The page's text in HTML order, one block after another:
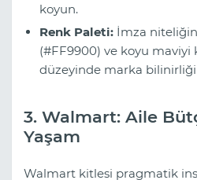
koyun.
Renk Paleti: İmza
(#FF9900) ve koyu maviyi
düzeyinde marka
3. Walmart: Aile
Yaşam
Walmart kitlesi pragmatik